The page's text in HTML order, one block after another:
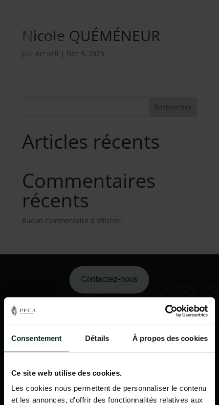
Consentement Détails À propos des cookies
Ce site web utilise des cookies.
Les cookies nous permettent de personnaliser le contenu
et les annonces, d'offrir des fonctionnalités relatives aux
Nicole QUÉMÉNEUR
par Accueil | Déc 9, 2023
Rechercher
Articles récents
Commentaires
récents
Aucun commentaire à afficher.
Contactez-nous